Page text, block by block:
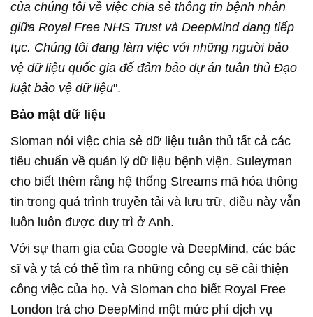
của chúng tôi về việc chia sẻ thông tin bệnh nhân
giữa Royal Free NHS Trust và DeepMind đang tiếp
tục. Chúng tôi đang làm việc với những người bảo
vệ dữ liệu quốc gia để đảm bảo dự án tuân thủ Đạo
luật bảo vệ dữ liệu".
Bảo mật dữ liệu
Sloman nói việc chia sẻ dữ liệu tuân thủ tất cả các
tiêu chuẩn về quản lý dữ liệu bệnh viện. Suleyman
cho biết thêm rằng hệ thống Streams mã hóa thông
tin trong quá trình truyền tải và lưu trữ, điều này vẫn
luôn luôn được duy trì ở Anh.
Với sự tham gia của Google và DeepMind, các bác
sĩ và y tá có thể tìm ra những công cụ sẽ cải thiện
công việc của họ. Và Sloman cho biết Royal Free
London trả cho DeepMind một mức phí dịch vụ